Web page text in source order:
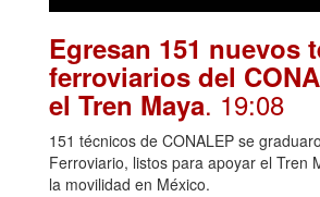
Egresan 151 nuevos
ferroviarios del
el Tren Maya. 19:08
151 técnicos de CONALEP se
Ferroviario, listos para apoyar el Tren
la movilidad en México.